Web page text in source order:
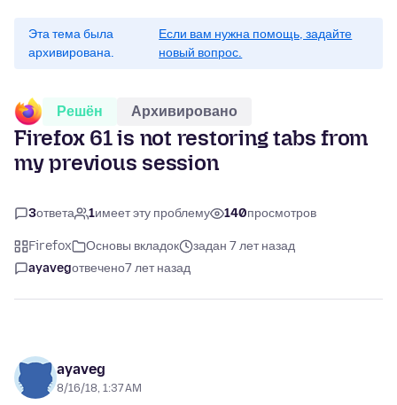
Эта тема была
архивирована.
Если вам нужна помощь, задайте
новый вопрос.
Решён Архивировано
Firefox 61 is not restoring tabs from
my previous session
3ответа 1имеет эту проблему 140просмотров
Firefox Основы вкладок
задан 7 лет назад
ayavegотвечено7 лет назад
ayaveg
8/16/18, 1:37 AM